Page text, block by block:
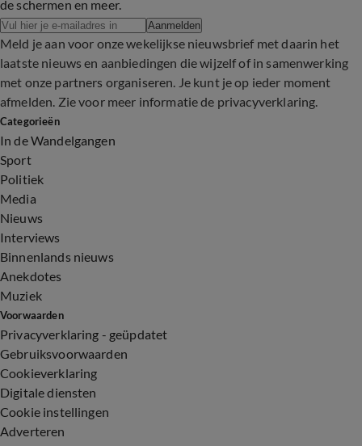
de schermen en meer.
Aanmelden
Meld je aan voor onze wekelijkse nieuwsbrief met daarin het
laatste nieuws en aanbiedingen die wijzelf of in samenwerking
met onze partners organiseren. Je kunt je op ieder moment
afmelden. Zie voor meer informatie de privacyverklaring.
Categorieën
In de Wandelgangen
Sport
Politiek
Media
Nieuws
Interviews
Binnenlands nieuws
Anekdotes
Muziek
Voorwaarden
Privacyverklaring - geüpdatet
Gebruiksvoorwaarden
Cookieverklaring
Digitale diensten
Cookie instellingen
Adverteren